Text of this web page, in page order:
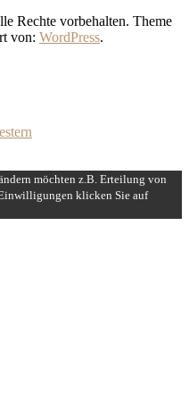
Rechte vorbehalten. Theme
von: WordPress.
möchten z.B. Erteilung von
klicken Sie auf